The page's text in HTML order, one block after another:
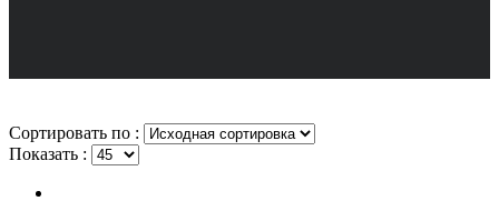
Сортировать по :
Показать :